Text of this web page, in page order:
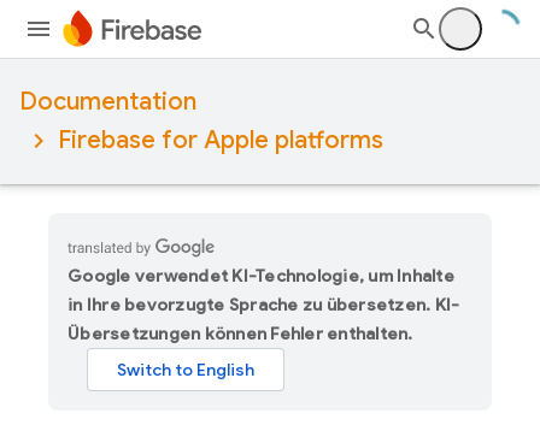
Documentation
Firebase for Apple platforms
Google verwendet KI-Technologie, um Inhalte
in Ihre bevorzugte Sprache zu übersetzen. KI-
Übersetzungen können Fehler enthalten.